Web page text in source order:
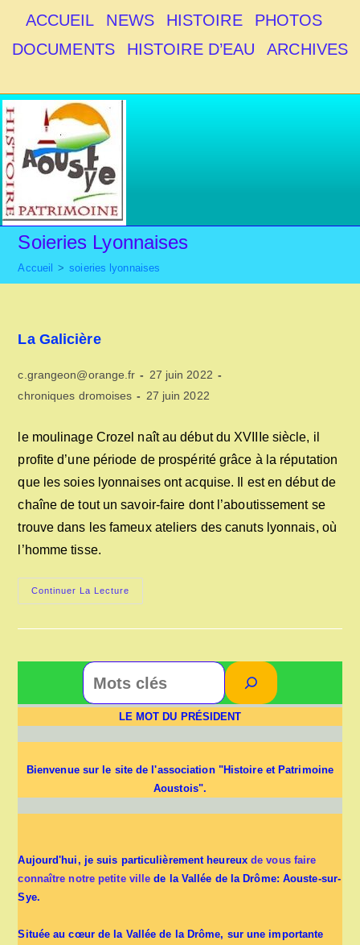
content
ACCUEIL NEWS HISTOIRE
PHOTOS
DOCUMENTS
HISTOIRE D’EAU ARCHIVES
Soieries Lyonnaises
Accueil > soieries lyonnaises
La Galicière
Auteur/autrice
de
c.grangeon@orange.fr
Publication
publiée :
27 juin 2022
Post
chroniques dromoises
Dernière
de
la
publication :
27 juin 2022
le moulinage Crozel naît au début du XVIIIe siècle, il
profite d’une période de prospérité grâce à la réputation
que les soies lyonnaises ont acquise. Il est en début de
chaîne de tout un savoir-faire dont l’aboutissement se
trouve dans les fameux ateliers des canuts lyonnais, où
l’homme tisse.
Continuer La Lecture
Galicière
Rechercher
LE MOT DU PRÉSIDENT
Bienvenue sur le site de l'association "Histoire et Patrimoine
Aoustois".
Aujourd'hui, je suis particulièrement heureuxde vous faire
connaître notre petite ville de la Vallée de la Drôme: Aouste-sur-
Sye.
Située au cœur de la Vallée de la Drôme, sur une importante